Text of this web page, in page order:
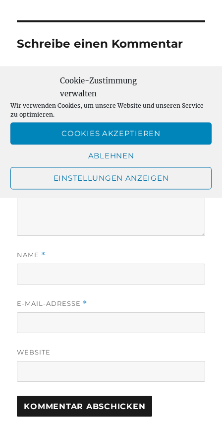
Cookie-Zustimmung
verwalten
Wir verwenden Cookies, um unsere Website und unseren Service
zu optimieren.
COOKIES AKZEPTIEREN
ABLEHNEN
EINSTELLUNGEN ANZEIGEN
Schreibe einen Kommentar
Erforderliche Felder sind mit*markiert
KOMMENTAR*
NAME *
E-MAIL-ADRESSE *
WEBSITE